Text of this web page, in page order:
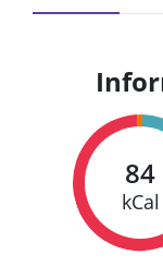
84
kCal